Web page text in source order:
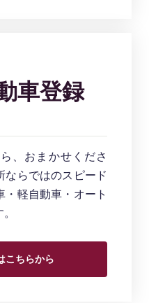
車登録
、おまかせくださ
ならではのスピード
・軽自動車・オート
こちらから